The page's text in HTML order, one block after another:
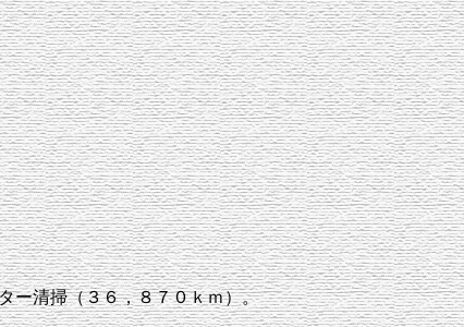
ー清掃（３６，８７０ｋｍ）。